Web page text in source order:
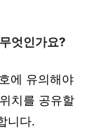
엇인가요?
에 유의해야
치를 공유할
니다.